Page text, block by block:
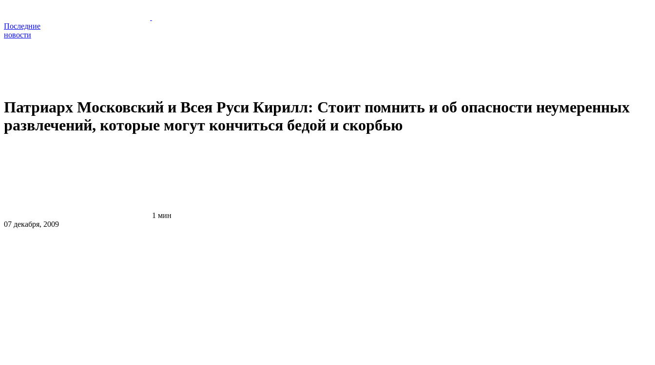
Последние
новости
Патриарх Московский и Всея Руси Кирилл: Стоит помнить и об опасности неумеренных
развлечений, которые могут кончиться бедой и скорбью
1 мин
07 декабря, 2009